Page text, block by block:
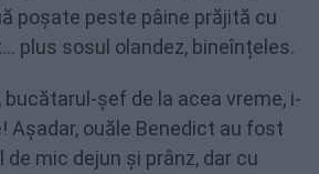
poșate peste pâine prăjită cu
plus sosul olandez, bineînțeles.
bucătarul-șef de la acea vreme, i-
Așadar, ouăle Benedict au fost
mic dejun și prânz, dar cu